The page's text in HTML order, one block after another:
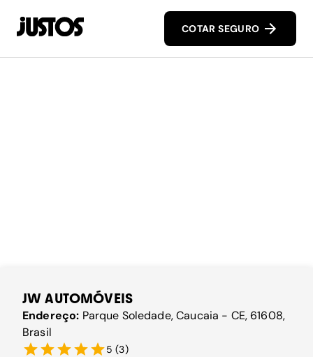
COTAR SEGURO
JW AUTOMÓVEIS
Endereço: Parque Soledade, Caucaia - CE, 61608,
Brasil
5 (3)